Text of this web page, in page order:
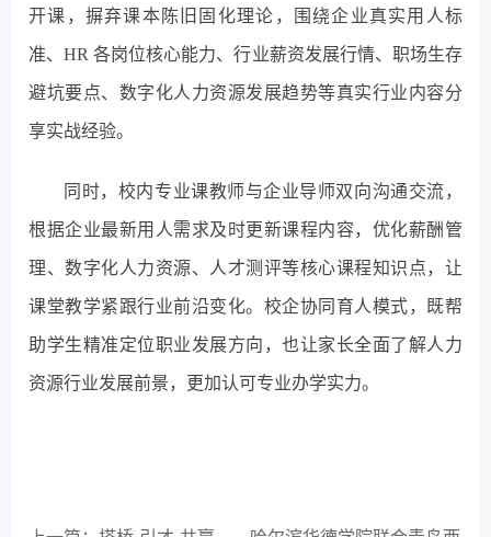
开课，摒弃课本陈旧固化理论，围绕企业真实用人标
准、HR 各岗位核心能力、行业薪资发展行情、职场生存
避坑要点、数字化人力资源发展趋势等真实行业内容分
享实战经验。
同时，校内专业课教师与企业导师双向沟通交流，
根据企业最新用人需求及时更新课程内容，优化薪酬管
理、数字化人力资源、人才测评等核心课程知识点，让
课堂教学紧跟行业前沿变化。校企协同育人模式，既帮
助学生精准定位职业发展方向，也让家长全面了解人力
资源行业发展前景，更加认可专业办学实力。